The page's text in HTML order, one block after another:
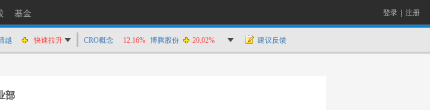
基金 登录 注册
越
快速拉升
科
CRO概念 12.16% 博腾股份 20.02% 建议反馈
部